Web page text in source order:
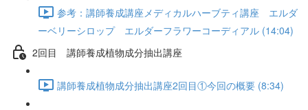
参考：講師養成講座メディカルハーブティ講座 エルダ
ーベリーシロップ エルダーフラワーコーディアル (14:04)
2回目 講師養成植物成分抽出講座
講師養成植物成分抽出講座2回目①今回の概要 (8:34)